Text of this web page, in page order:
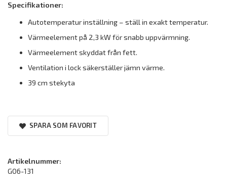
Specifikationer:
Autotemperatur inställning – ställ in exakt temperatur.
Värmeelement på 2,3 kW för snabb uppvärmning.
Värmeelement skyddat från fett.
Ventilation i lock säkerställer jämn värme.
39 cm stekyta
SPARA SOM FAVORIT
Artikelnummer:
G06-131